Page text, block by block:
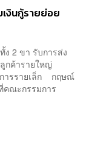
งินกู้รายย่อย
ง 2 ขา รับการส่ง
กค้ารายใหญ่
ารรายเล็ก กฤษณ์
คณะกรรมการ